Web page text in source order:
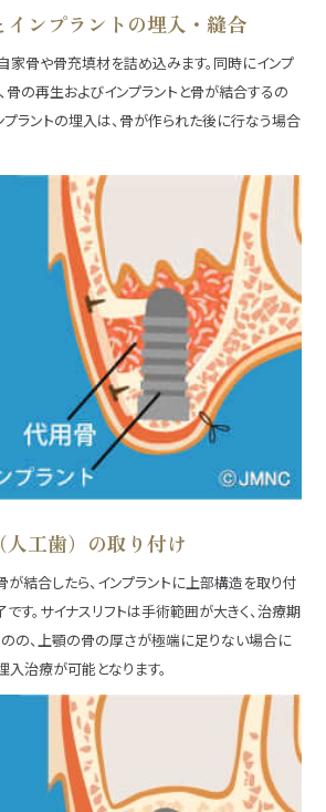
インプラントの埋入・縫合
家骨や骨充填材を詰め込みます。同時にインプ
骨の再生およびインプラントと骨が結合するの
プラントの埋入は、骨が作られた後に行なう場合
人工歯）の取り付け
が結合したら、インプラントに上部構造を取り付
す。サイナスリフトは手術範囲が大きく、治療期
の、上顎の骨の厚さが極端に足りない場合に
入治療が可能となります。